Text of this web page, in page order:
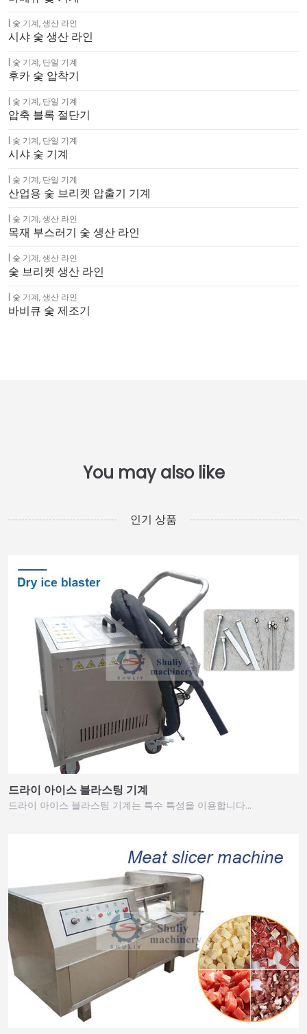
숯 기계,생산 라인
시샤 숯 생산 라인
숯 기계, 단일 기계
후카 숯 압착기
숯 기계, 단일 기계
압축 블록 절단기
숯 기계, 단일 기계
시샤 숯 기계
숯 기계, 단일 기계
산업용 숯 브리켓 압출기 기계
숯 기계,생산 라인
목재 부스러기 숯 생산 라인
숯 기계,생산 라인
숯 브리켓 생산 라인
숯 기계,생산 라인
바비큐 숯 제조기
인기 상품
드라이 아이스 블라스팅 기계
드라이 아이스 블라스팅 기계는 특수 특성을 이용합니다…